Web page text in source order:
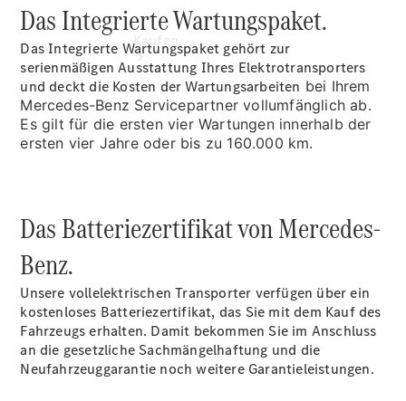
Kaufen
Übersicht
Transporter
Highlights
Das Integrierte Wartungspaket.
Das Integrierte Wartungspaket gehört zur
serienmäßigen Ausstattung Ihres Elektrotransporters
und deckt die Kosten derWartungsarbeiten bei Ihrem
Mercedes-Benz Servicepartner vollumfänglich ab.
Es gilt für die ersten vier Wartungen innerhalb der
ersten vier Jahre oder bis zu 160.000 km.
Das Batteriezertifikat von Mercedes-
Benz.
Unsere vollelektrischen Transporter verfügen über ein
kostenloses Batteriezertifikat, das Sie mit dem Kauf des
Fahrzeugs erhalten. Damit bekommen Sie im Anschluss
an die gesetzliche Sachmängelhaftung und die
Neufahrzeuggarantie noch weitere Garantieleistungen.